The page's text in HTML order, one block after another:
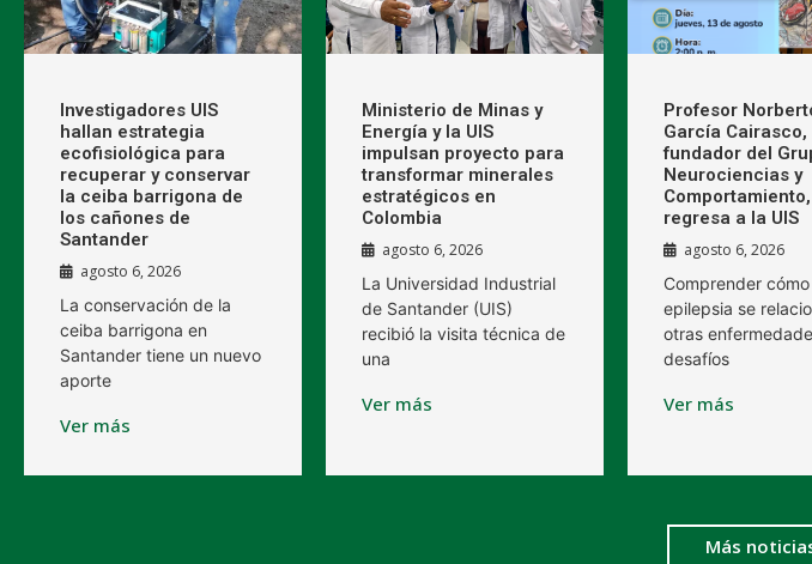
Investigadores UIS
hallan estrategia
ecofisiológica para
recuperar y conservar
la ceiba barrigona de
los cañones de
Santander
agosto 6, 2026
La conservación de la
ceiba barrigona en
Santander tiene un nuevo
aporte
Ver más
Ministerio de Minas y
Energía y la UIS
impulsan proyecto para
transformar minerales
estratégicos en
Colombia
agosto 6, 2026
La Universidad Industrial
de Santander (UIS)
recibió la visita técnica de
una
Ver más
Profesor
García Cairasco,
fundador del
Neurociencias y
Comportamiento,
regresa a la UIS
agosto 6, 2026
Comprender cómo
epilepsia se
otras
desafíos
Ver más
Más